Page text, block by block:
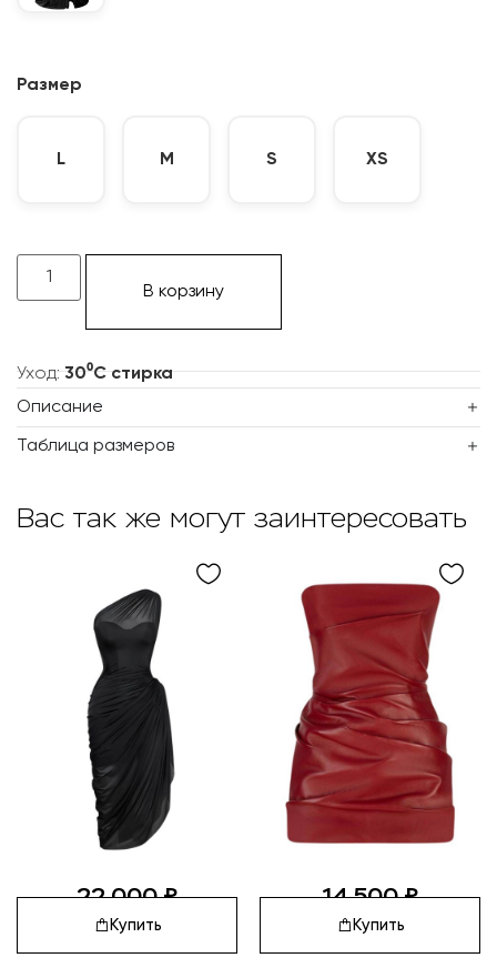
Размер
L M S XS
В корзину
Уход:30⁰С стирка
Описание
Таблица размеров
Вас так же могут заинтересовать
22 000₽
Купить
14 500₽
Купить